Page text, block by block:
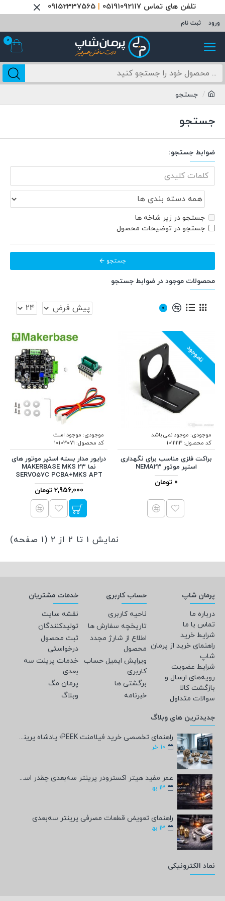
تلفن های تماس 05191092117 09152337565
ورود ثبت نام
0
جستجو
جستجو
ضوابط جستجو:
جستجو در زیر شاخه ها
جستجو در توضیحات محصول
جستجو
محصولات موجود در ضوابط جستجو
0
ناموجود
موجودی: موجود نمی باشد
کد محصول:10111113
براکت فلزی مناسب برای نگهداری
استپر موتور NEMA23
0 تومان
موجودی: موجود است
کد محصول: 10103071
درایور مدار بسته استپر موتور های
نما 23 MAKERBASE MKS
SERVO57C PCBA+MKS APT
2,956,000 تومان
نمایش 1 تا 2 از 2 (1 صفحه)
پرمان شاپ
درباره ما
تماس با ما
شرایط خرید
راهنمای خرید از پرمان
شاپ
شرایط عضویت
رویه‌های ارسال و
بازگشت کالا
سوالات متداول
حساب کاربری
ناحیه کاربری
تاریخچه سفارش ها
اطلاع از شارژ مجدد
محصول
ویرایش ایمیل حساب
کاربری
برگشتی ها
خبرنامه
خدمات مشتریان
نقشه سایت
تولیدکنندگان
ثبت محصول
درخواستی
خدمات پرینت سه
بعدی
پرمان مگ
وبلاگ
جدیدترین های وبلاگ
راهنمای تخصصی خرید فیلامنت PEEK؛ پادشاه پرینت سه‌بعدی صنعتی و پزشکی + مشخصات فنی
10 خر
عمر مفید هیتر اکسترودر پرینتر سه‌بعدی چقدر است؟
13 به‍
راهنمای تعویض قطعات مصرفی پرینتر سه‌بعدی
13 به‍
نماد الکترونیکی